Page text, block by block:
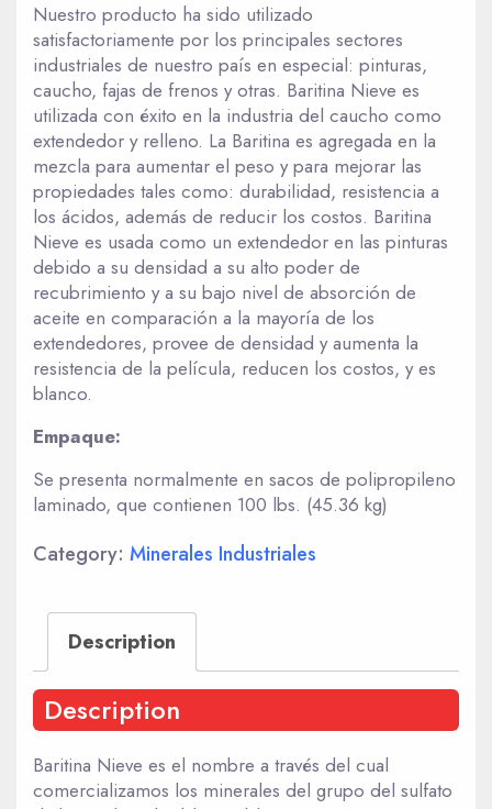
Nuestro producto ha sido utilizado
satisfactoriamente por los principales sectores
industriales de nuestro país en especial: pinturas,
caucho, fajas de frenos y otras. Baritina Nieve es
utilizada con éxito en la industria del caucho como
extendedor y relleno. La Baritina es agregada en la
mezcla para aumentar el peso y para mejorar las
propiedades tales como: durabilidad, resistencia a
los ácidos, además de reducir los costos. Baritina
Nieve es usada como un extendedor en las pinturas
debido a su densidad a su alto poder de
recubrimiento y a su bajo nivel de absorción de
aceite en comparación a la mayoría de los
extendedores, provee de densidad y aumenta la
resistencia de la película, reducen los costos, y es
blanco.
Empaque:
Se presenta normalmente en sacos de polipropileno
laminado, que contienen 100 lbs. (45.36 kg)
Category: Minerales Industriales
Description
Description
Baritina Nieve es el nombre a través del cual
comercializamos los minerales del grupo del sulfato